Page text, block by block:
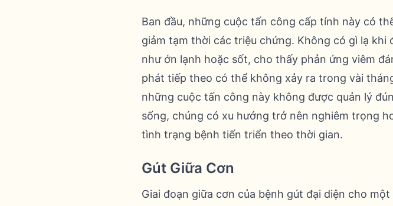
Ban đầu, những cuộc tấn công cấp tính này có
giảm tạm thời các triệu chứng. Không có gì lạ
như ớn lạnh hoặc sốt, cho thấy phản ứng viêm
phát tiếp theo có thể không xảy ra trong vài
những cuộc tấn công này không được quản lý
sống, chúng có xu hướng trở nên nghiêm trọng
tình trạng bệnh tiến triển theo thời gian.
Gút Giữa Cơn
Giai đoạn giữa cơn của bệnh gút đại diện cho